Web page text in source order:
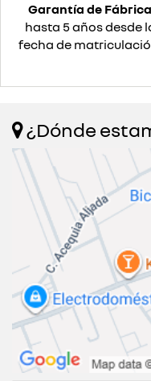
Garantía de Fábrica
hasta 5 años desde
fecha de
¿Dónde